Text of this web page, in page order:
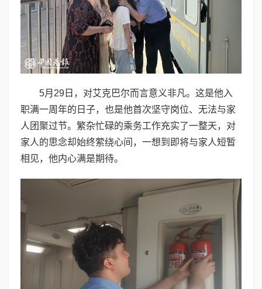
5月29日，对艾克巴尔而言意义非凡。这是他入
职满一周年的日子，也是他首次坚守岗位、无法与家
人团聚过节。繁杂忙碌的乘务工作充实了一整天，对
家人的思念却始终萦绕心间，一想到即将与家人短暂
相见，他内心满是期待。